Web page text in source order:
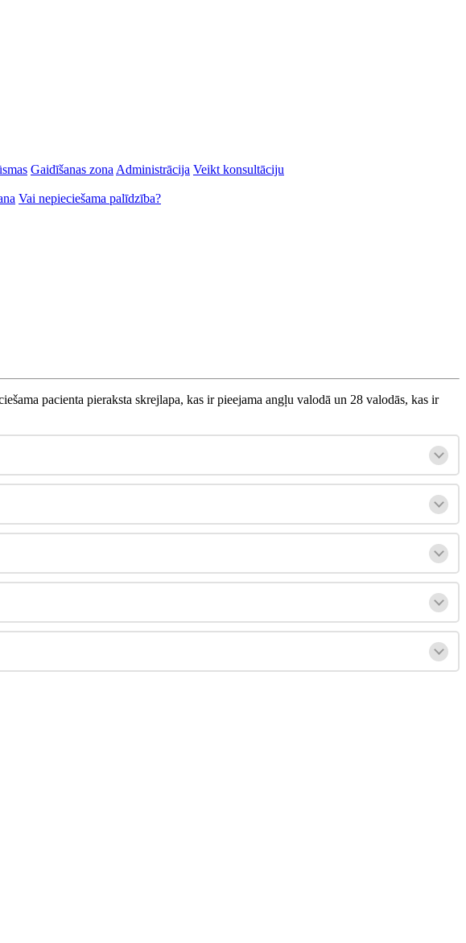
Gaidīšanas zona Administrācija Veikt konsultāciju
Vai nepieciešama palīdzība?
šama pacienta pieraksta skrejlapa, kas ir pieejama angļu valodā un 28 valodās, kas ir